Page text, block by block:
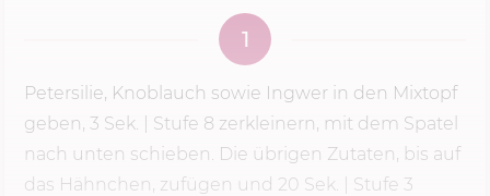
1
Petersilie, Knoblauch sowie Ingwer in den Mixtopf
geben, 3 Sek. Stufe 8 zerkleinern, mit dem Spatel
nach unten schieben. Die übrigen Zutaten, bis auf
das Hähnchen, zufügen und 20 Sek. | Stufe 3